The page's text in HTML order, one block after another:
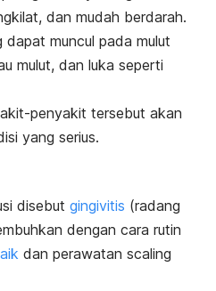
dan mudah berdarah.
dapat muncul pada mulut
mulut, dan luka seperti
penyakit tersebut akan
yang serius.
disebut gingivitis (radang
dengan cara rutin
dan perawatan scaling